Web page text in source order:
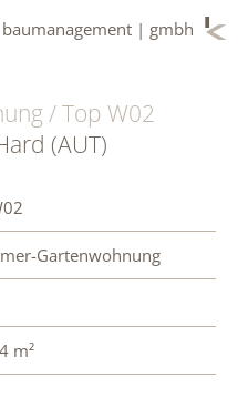
| gmbh
/ Top W02
(AUT)
Gartenwohnung
m²